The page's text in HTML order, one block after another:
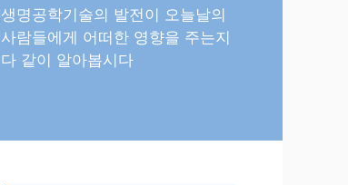
생명공학기술의 발전이 오늘날의
사람들에게 어떠한 영향을 주는지
다 같이 알아봅시다